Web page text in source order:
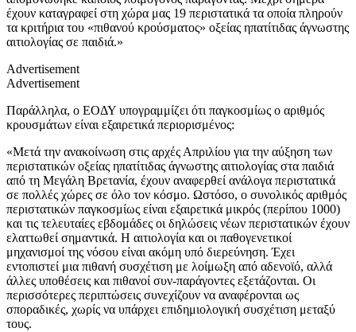
έχουν καταγραφεί στη χώρα μας 19 περιστατικά τα οποία πληρούν
τα κριτήρια του «πιθανού κρούσματος» οξείας ηπατίτιδας άγνωστης
αιτιολογίας σε παιδιά.»
Advertisement
Advertisement
Παράλληλα, ο ΕΟΔΥ υπογραμμίζει ότι παγκοσμίως ο αριθμός
κρουσμάτων είναι εξαιρετικά περιορισμένος:
«Μετά την ανακοίνωση στις αρχές Απριλίου για την αύξηση των
περιστατικών οξείας ηπατίτιδας άγνωστης αιτιολογίας στα παιδιά
από τη Μεγάλη Βρετανία, έχουν αναφερθεί ανάλογα περιστατικά
σε πολλές χώρες σε όλο τον κόσμο. Ωστόσο, ο συνολικός αριθμός
περιστατικών παγκοσμίως είναι εξαιρετικά μικρός (περίπου 1000)
και τις τελευταίες εβδομάδες οι δηλώσεις νέων περιστατικών έχουν
ελαττωθεί σημαντικά. Η αιτιολογία και οι παθογενετικοί
μηχανισμοί της νόσου είναι ακόμη υπό διερεύνηση. Έχει
εντοπιστεί μια πιθανή συσχέτιση με λοίμωξη από αδενοϊό, αλλά
άλλες υποθέσεις και πιθανοί συν-παράγοντες εξετάζονται. Οι
περισσότερες περιπτώσεις συνεχίζουν να αναφέρονται ως
σποραδικές, χωρίς να υπάρχει επιδημιολογική συσχέτιση μεταξύ
τους.